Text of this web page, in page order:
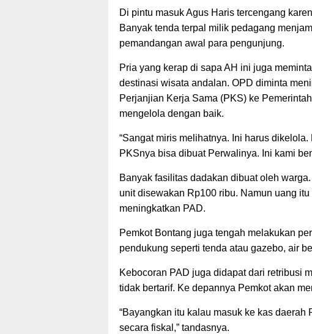
Di pintu masuk Agus Haris tercengang
Banyak tenda terpal milik pedagang
pemandangan awal para pengunjung.
Pria yang kerap di sapa AH ini juga
destinasi wisata andalan. OPD diminta
Perjanjian Kerja Sama (PKS) ke
mengelola dengan baik.
“Sangat miris melihatnya. Ini harus
PKSnya bisa dibuat Perwalinya. Ini kami
Banyak fasilitas dadakan dibuat oleh
unit disewakan Rp100 ribu. Namun uang
meningkatkan PAD.
Pemkot Bontang juga tengah melakukan
pendukung seperti tenda atau gazebo, air
Kebocoran PAD juga didapat dari retribusi
tidak bertarif. Ke depannya Pemkot akan
“Bayangkan itu kalau masuk ke kas
secara fiskal,” tandasnya.